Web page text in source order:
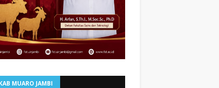
MUARO JAMBI